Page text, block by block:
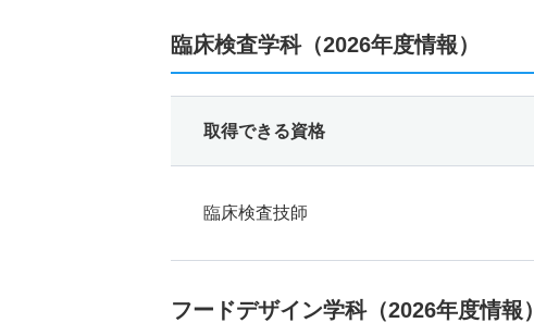
臨床検査学科（2026年度情報）
取得できる資格
臨床検査技師
フードデザイン学科（2026年度情報）